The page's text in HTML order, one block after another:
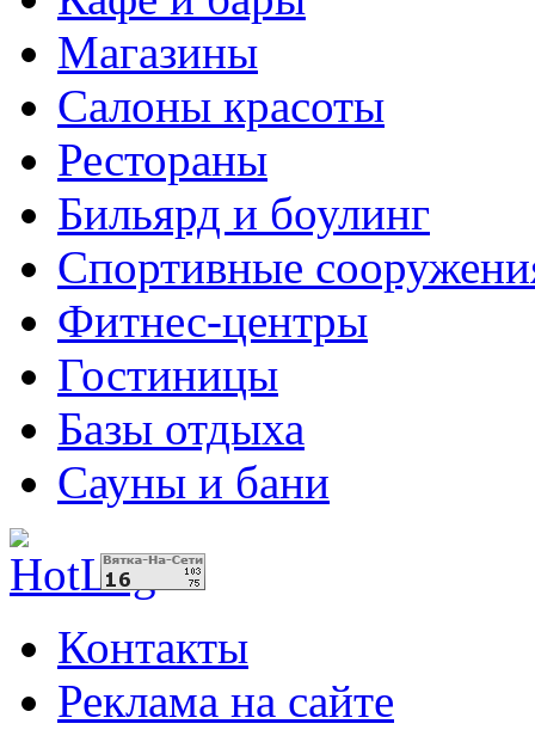
Магазины
Салоны красоты
Рестораны
Бильярд и боулинг
Спортивные
Фитнес-центры
Гостиницы
Базы отдыха
Сауны и бани
Контакты
Реклама на сайте